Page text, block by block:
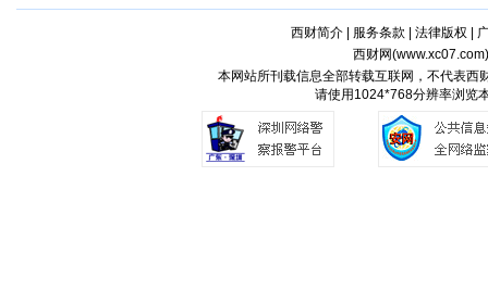
西财简介| 服务条款 法律版权
西财网(www.xc07.com
本网站所刊载信息全部转载互联网，不代表
请使用1024*768分辨率浏览